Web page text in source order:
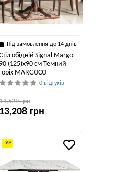
Під замовлення до 14 днів
обідній Signal Margo
90 (125)x90 см Темний
MARGOCO
0 відгуків
грн
13,208 грн
-9%